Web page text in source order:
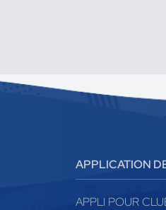
APPLICATION
APPLI POUR